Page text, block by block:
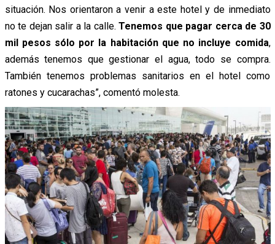
situación. Nos orientaron a venir a este hotel y de inmediato
no te dejan salir a la calle. Tenemos que pagar cerca de 30
mil pesos sólo por la habitación que no incluye comida,
además tenemos que gestionar el agua, todo se compra.
También tenemos problemas sanitarios en el hotel como
ratones y cucarachas”, comentó molesta.